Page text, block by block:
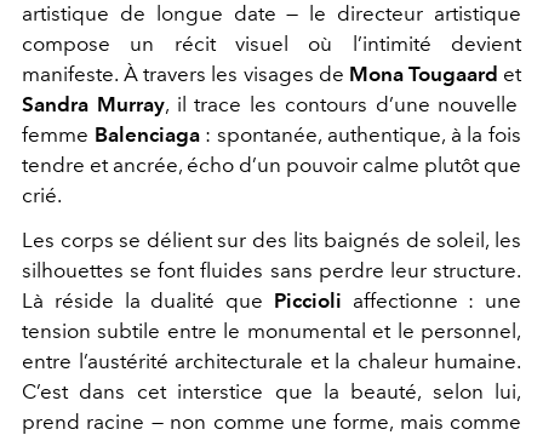
artistique de longue date — le directeur artistique
compose un récit visuel où l’intimité devient
manifeste. À travers les visages de Mona Tougaard et
Sandra Murray, il trace les contours d’une nouvelle
femme Balenciaga : spontanée, authentique, à la fois
tendre et ancrée, écho d’un pouvoir calme plutôt que
crié.
Les corps se délient sur des lits baignés de soleil, les
silhouettes se font fluides sans perdre leur structure.
Là réside la dualité que Piccioli affectionne : une
tension subtile entre le monumental et le personnel,
entre l’austérité architecturale et la chaleur humaine.
C’est dans cet interstice que la beauté, selon lui,
prend racine — non comme une forme, mais comme